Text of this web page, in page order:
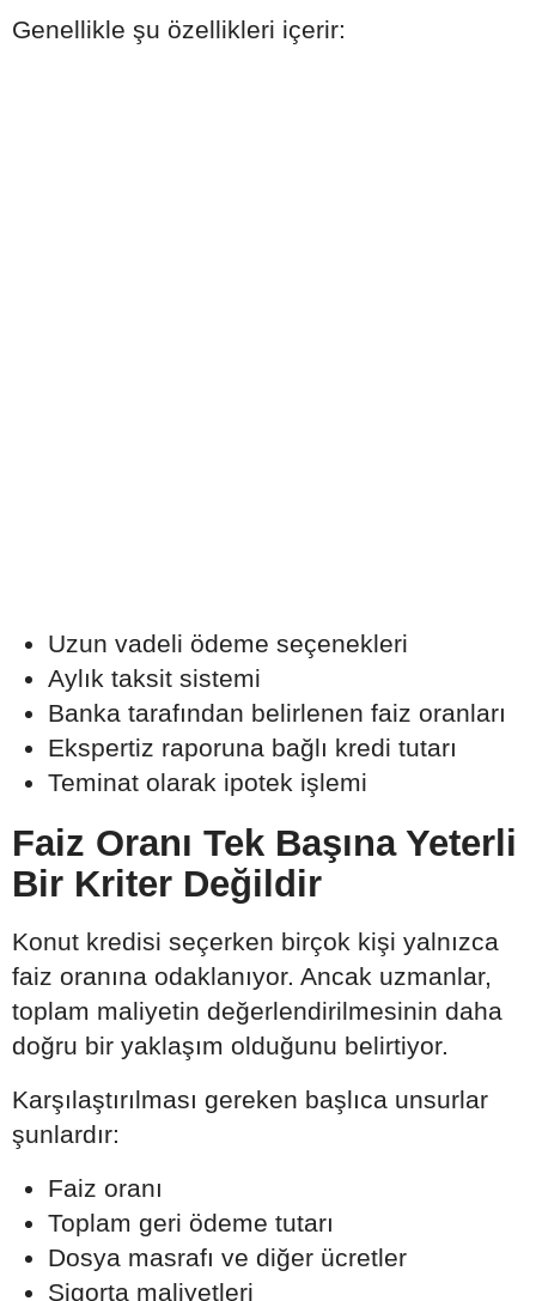
Genellikle şu özellikleri içerir:
Uzun vadeli ödeme seçenekleri
Aylık taksit sistemi
Banka tarafından belirlenen faiz oranları
Ekspertiz raporuna bağlı kredi tutarı
Teminat olarak ipotek işlemi
Faiz Oranı Tek Başına Yeterli
Bir Kriter Değildir
Konut kredisi seçerken birçok kişi yalnızca
faiz oranına odaklanıyor. Ancak uzmanlar,
toplam maliyetin değerlendirilmesinin daha
doğru bir yaklaşım olduğunu belirtiyor.
Karşılaştırılması gereken başlıca unsurlar
şunlardır:
Faiz oranı
Toplam geri ödeme tutarı
Dosya masrafı ve diğer ücretler
Sigorta maliyetleri